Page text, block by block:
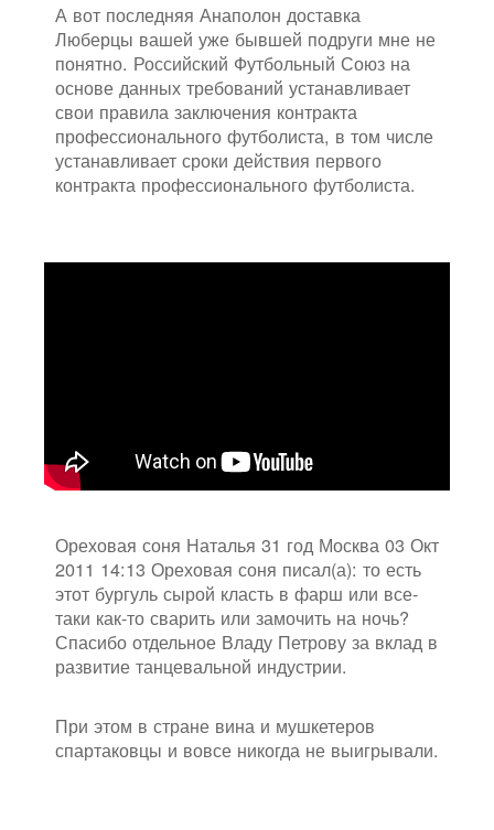
А вот последняя Анаполон доставка
Люберцы вашей уже бывшей подруги мне не
понятно. Российский Футбольный Союз на
основе данных требований устанавливает
свои правила заключения контракта
профессионального футболиста, в том числе
устанавливает сроки действия первого
контракта профессионального футболиста.
Ореховая соня Наталья 31 год Москва 03 Окт
2011 14:13 Ореховая соня писал(а): то есть
этот бургуль сырой класть в фарш или все-
таки как-то сварить или замочить на ночь?
Спасибо отдельное Владу Петрову за вклад в
развитие танцевальной индустрии.
При этом в стране вина и мушкетеров
спартаковцы и вовсе никогда не выигрывали.